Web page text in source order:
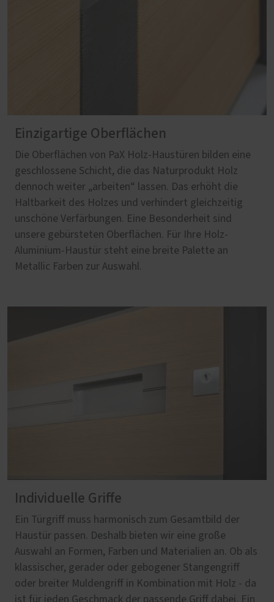
Einzigartige Oberflächen
Die Oberflächen von PaX Holz-Haustüren bilden eine
geschlossene Schicht, die das Naturprodukt Holz
dennoch weiter „arbeiten“ lassen. Das erhöht die
Haltbarkeit des Holzes und verhindert gleichzeitig
unschöne Verfärbungen. Eine Besonderheit sind
unsere gebürsteten Oberflächen. Für Ihre Holz-
Aluminium-Haustür steht eine breite Palette an
Metallic Farben zur Auswahl.
Individuelle Griffe
Ein Türgriff muss harmonisch zum Gesamtbild der
Haustür passen. Deshalb bieten wir eine große
Auswahl an Formen, Farben und Materialien an. Ob als
klassischer, gerader oder gebogener Stangengriff
oder breiter Muldengriff in Kombination mit Holz - da
ist für jeden Geschmack der passende Griff dabei. Ein